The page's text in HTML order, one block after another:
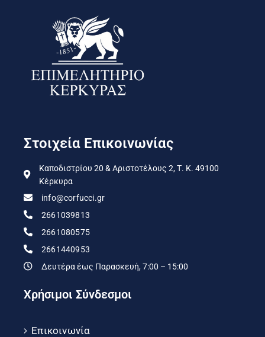
Στοιχεία Επικοινωνίας
Καποδιστρίου 20 & Αριστοτέλους 2, Τ. Κ. 49100
Κέρκυρα
info@corfucci.gr
2661039813
2661080575
2661440953
Δευτέρα έως Παρασκευή, 7:00 – 15:00
Χρήσιμοι Σύνδεσμοι
Επικοινωνία